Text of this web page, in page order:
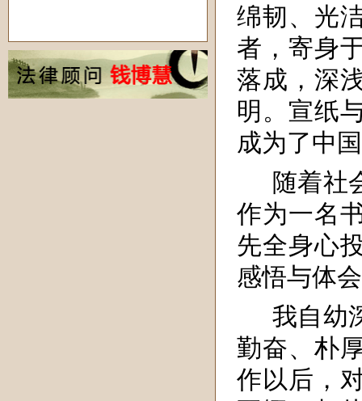
绵韧、光
者，寄身
落成，深
明。宣纸
成为了中
随着社
作为一名
先全身心
感悟与体
我自幼
勤奋、朴
作以后，